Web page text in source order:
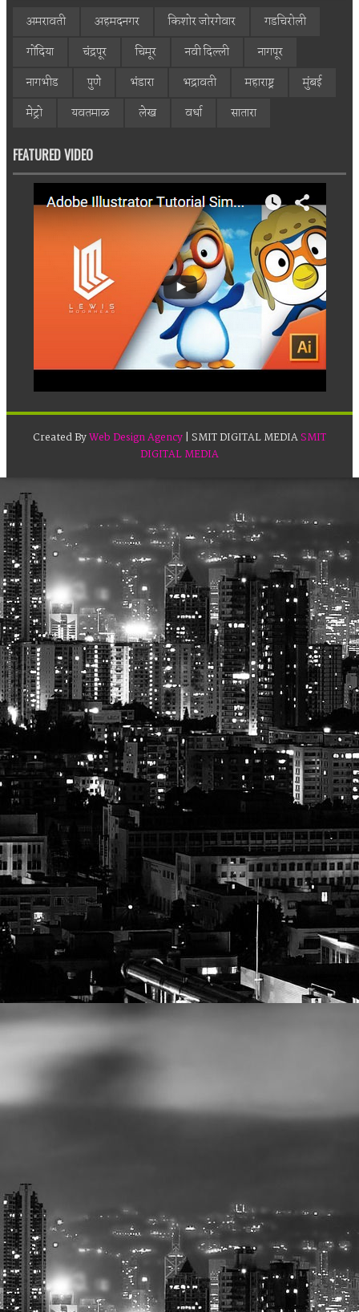
अमरावती अहमदनगर किशोर जोरगेवार
गडचिरोली
गोंदिया
चंद्रपूर चिमूर नवी दिल्ली
नागपूर
नागभीड
पुणे भंडारा भद्रावती महाराष्ट्र
मुंबई
मेट्रो
यवतमाळ लेख वर्धा सातारा
FEATURED VIDEO
Created ByWeb Design Agency| SMIT DIGITAL MEDIASMIT
DIGITAL MEDIA